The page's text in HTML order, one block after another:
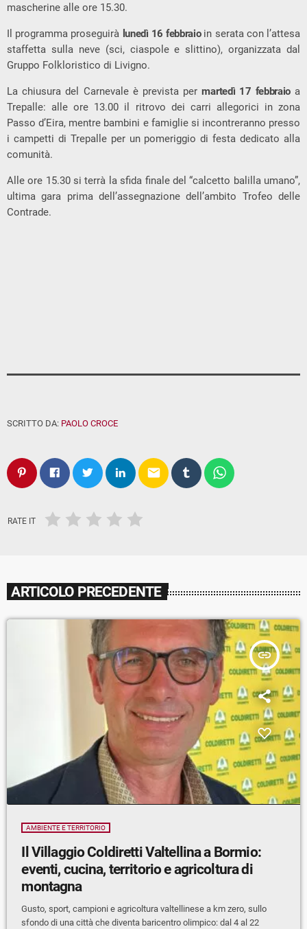
mascherine alle ore 15.30.
Il programma proseguirà lunedì 16 febbraio in serata con l’attesa
staffetta sulla neve (sci, ciaspole e slittino), organizzata dal
Gruppo Folkloristico di Livigno.
La chiusura del Carnevale è prevista permartedì 17 febbraioa
Trepalle: alle ore 13.00 il ritrovo dei carri allegorici in zona
Passo d’Eira, mentre bambini e famiglie si incontreranno presso
i campetti di Trepalle per un pomeriggio di festa dedicato alla
comunità.
Alle ore 15.30 si terrà la sfida finale del “calcetto balilla umano”,
ultima gara prima dell’assegnazione dell’ambito Trofeo delle
Contrade.
SCRITTO DA: PAOLO CROCE
email
RATE IT
ARTICOLO PRECEDENTE
insert_link
AMBIENTE E TERRITORIO
Il Villaggio Coldiretti Valtellina a Bormio:
eventi, cucina, territorio e agricoltura di
montagna
Gusto, sport, campioni e agricoltura valtellinese a km zero, sullo
sfondo di una città che diventa baricentro olimpico: dal 4 al 22